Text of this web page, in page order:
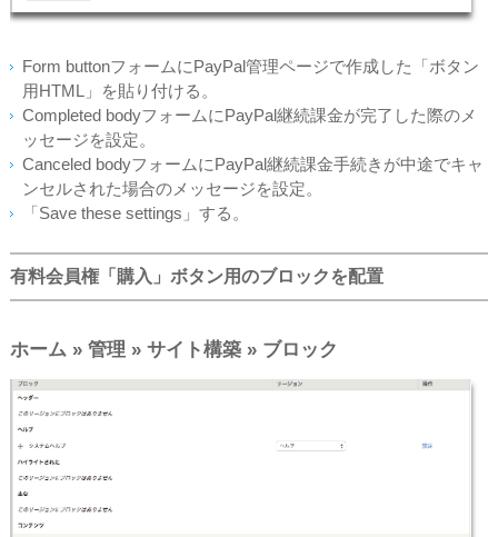
Form buttonフォームにPayPal管理ページで作成した「ボタン
用HTML」を貼り付ける。
Completed bodyフォームにPayPal継続課金が完了した際のメ
ッセージを設定。
Canceled bodyフォームにPayPal継続課金手続きが中途でキャ
ンセルされた場合のメッセージを設定。
「Save these settings」する。
有料会員権「購入」ボタン用のブロックを配置
ホーム » 管理 » サイト構築 » ブロック